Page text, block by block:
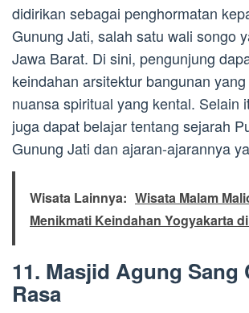
didirikan sebagai penghormatan
Gunung Jati, salah satu wali songo
Jawa Barat. Di sini, pengunjung
keindahan arsitektur bangunan
nuansa spiritual yang kental. Selain
juga dapat belajar tentang sejarah
Gunung Jati dan ajaran-ajarannya
Wisata Lainnya: Wisata Malam
Menikmati Keindahan Yogyakarta
11. Masjid Agung Sang
Rasa